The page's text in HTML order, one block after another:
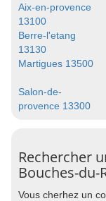
Aix-en-provence
13100
Berre-l'etang
13130
Martigues 13500
Salon-de-
provence 13300
Rechercher
Bouches-du-
Vous cherhez un